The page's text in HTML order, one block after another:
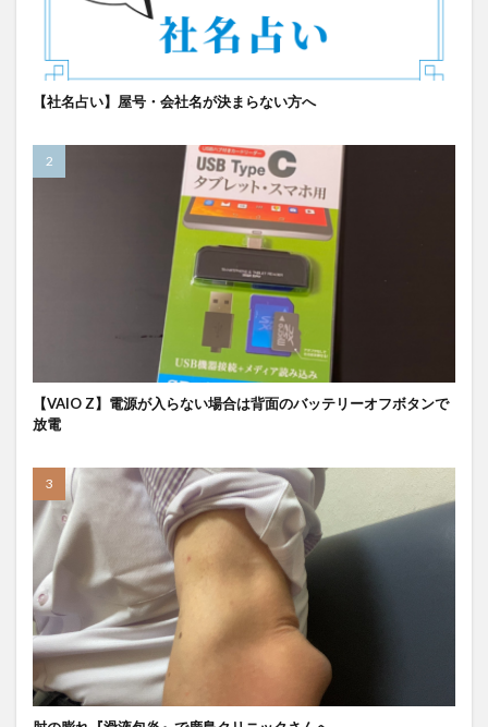
【社名占い】屋号・会社名が決まらない方へ
【VAIO Z】電源が入らない場合は背面のバッテリーオフボタンで
放電